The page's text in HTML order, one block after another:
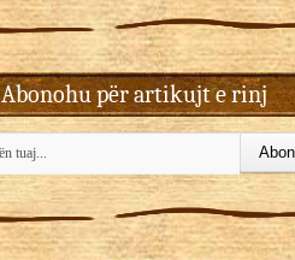
Abonohu për artikujt e rinj